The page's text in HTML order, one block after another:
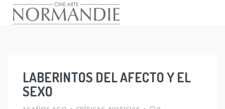
LABERINTOS DEL AFECTO Y EL
SEXO